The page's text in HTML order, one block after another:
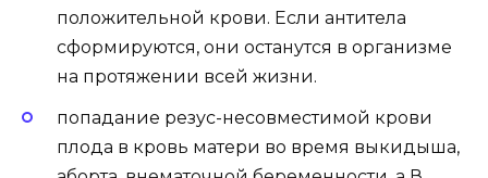
положительной крови. Если антитела
сформируются, они останутся в организме
на протяжении всей жизни.
попадание резус-несовместимой крови
плода в кровь матери во время выкидыша,